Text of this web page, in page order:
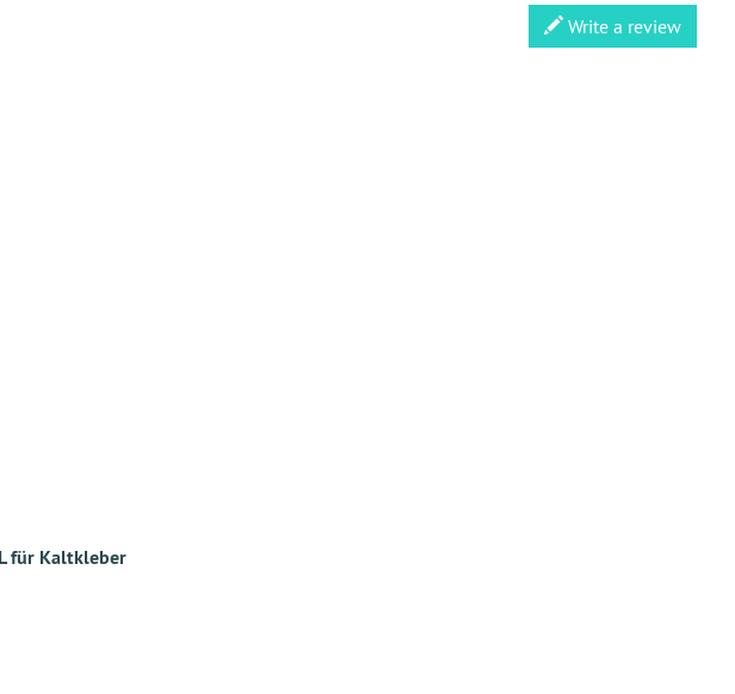
für Kaltkleber
Write a review